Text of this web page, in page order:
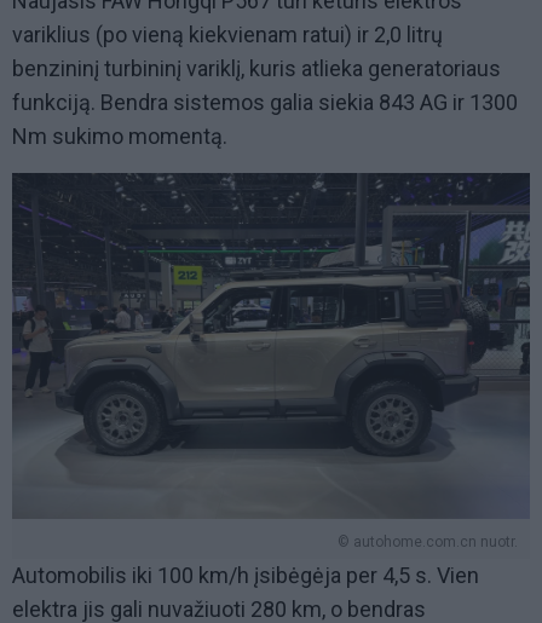
variklius (po vieną kiekvienam ratui) ir 2,0 litrų
benzininį turbininį variklį, kuris atlieka generatoriaus
funkciją. Bendra sistemos galia siekia 843 AG ir 1300
Nm sukimo momentą.
© autohome.com.cn nuotr.
Automobilis iki 100 km/h įsibėgėja per 4,5 s. Vien
elektra jis gali nuvažiuoti 280 km, o bendras